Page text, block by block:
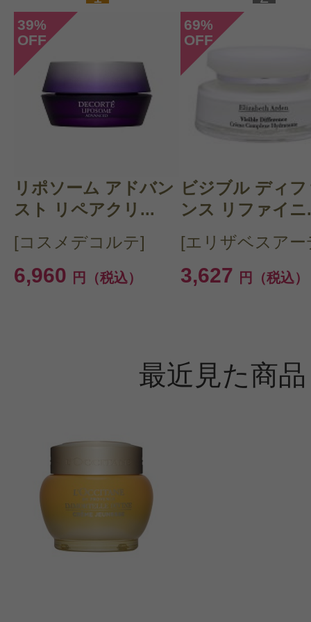
39%
OFF
リポソーム アドバン
スト リペアクリ...
[コスメデコルテ]
6,960 円（税込）
69%
OFF
ビジブル ディ
ンス リファイニ
[エリザベスアー
3,627 円（税込）
最近見た商品